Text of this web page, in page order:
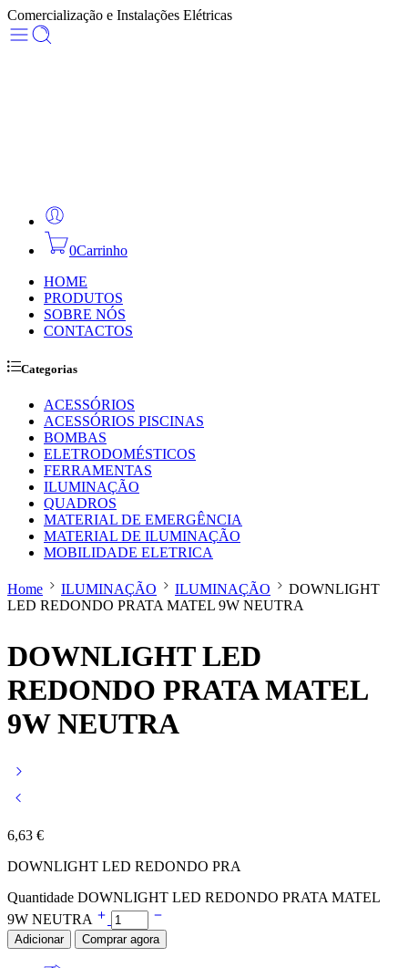
Comercialização e Instalações Elétricas
0Carrinho
HOME
PRODUTOS
SOBRE NÓS
CONTACTOS
Categorias
ACESSÓRIOS
ACESSÓRIOS PISCINAS
BOMBAS
ELETRODOMÉSTICOS
FERRAMENTAS
ILUMINAÇÃO
QUADROS
MATERIAL DE EMERGÊNCIA
MATERIAL DE ILUMINAÇÃO
MOBILIDADE ELETRICA
Home ILUMINAÇÃO ILUMINAÇÃO
DOWNLIGHT
LED REDONDO PRATA MATEL 9W NEUTRA
DOWNLIGHT LED
REDONDO PRATA MATEL
9W NEUTRA
6,63 €
DOWNLIGHT LED REDONDO PRA
Quantidade DOWNLIGHT LED REDONDO PRATA MATEL
9W NEUTRA
Adicionar Comprar agora